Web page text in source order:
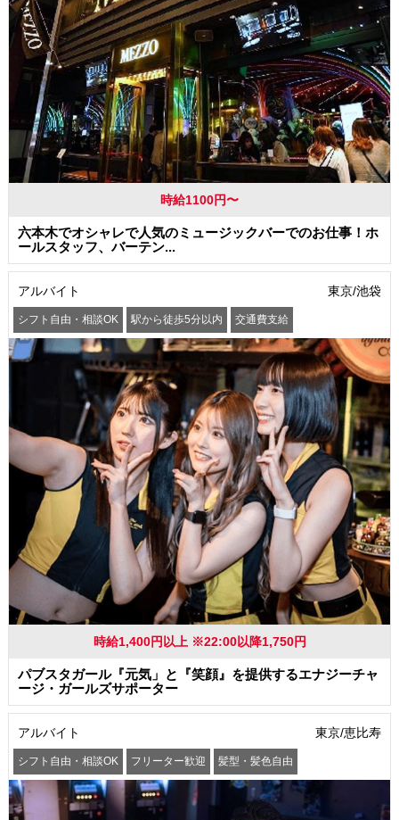
時給1100円〜
六本木でオシャレで人気のミュージックバーでのお仕事！ホ
ールスタッフ、バーテン...
アルバイト 東京/池袋
シフト自由・相談OK 駅から徒歩5分以内 交通費支給
時給1,400円以上 ※22:00以降1,750円
パブスタガール『元気」と『笑顔』を提供するエナジーチャ
ージ・ガールズサポーター
アルバイト 東京/恵比寿
シフト自由・相談OK フリーター歓迎 髪型・髪色自由
駅から徒歩5分以内 交通費支給